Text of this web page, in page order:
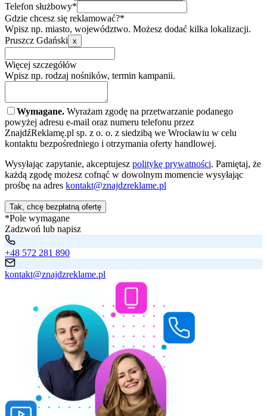
Telefon służbowy*
Gdzie chcesz się reklamować?*
Wpisz np. miasto, województwo. Możesz dodać kilka lokalizacji.
Pruszcz Gdański x
Więcej szczegółów
Wpisz np. rodzaj nośników, termin kampanii.
Wymagane. Wyrażam zgodę na przetwarzanie podanego
powyżej adresu e-mail oraz numeru telefonu przez
ZnajdźReklamę.pl sp. z o. o. z siedzibą we Wrocławiu w celu
kontaktu bezpośredniego i otrzymania oferty handlowej.
Wysyłając zapytanie, akceptujesz politykę prywatności. Pamiętaj, że
każdą zgodę możesz cofnąć w dowolnym momencie wysyłając
prośbę na adres kontakt@znajdzreklame.pl
Tak, chcę bezpłatną ofertę
*Pole wymagane
Zadzwoń lub napisz
+48 572 281 890
kontakt@znajdzreklame.pl